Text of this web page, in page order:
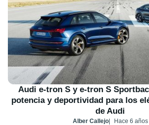
Audi e-tron S y e-tron S
potencia y deportividad para los
de Audi
Alber Callejo Hace 6 años